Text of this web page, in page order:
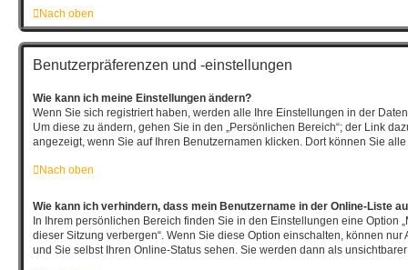
Nach oben
Benutzerpräferenzen und -einstellungen
Wie kann ich meine Einstellungen ändern?
Wenn Sie sich registriert haben, werden alle Ihre Einstellungen in der
Um diese zu ändern, gehen Sie in den „Persönlichen Bereich“; der Link
angezeigt, wenn Sie auf Ihren Benutzernamen klicken. Dort können Sie
Nach oben
Wie kann ich verhindern, dass mein Benutzername in der Online-Liste
In Ihrem persönlichen Bereich finden Sie in den Einstellungen eine Option
dieser Sitzung verbergen“. Wenn Sie diese Option einschalten, können nur
und Sie selbst Ihren Online-Status sehen. Sie werden dann als